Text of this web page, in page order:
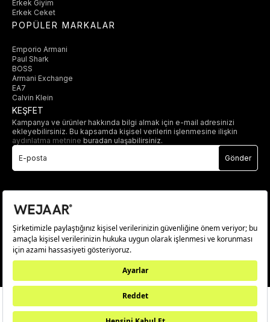
Erkek Giyim
Erkek Ceket
POPÜLER MARKALAR
Emporio Armani
Paul Shark
BOSS
Armani Exchange
EA7
Calvin Klein
KEŞFET
Kampanya ve ürünler hakkında bilgi almak için e-mail adresinizi
ekleyebilirsiniz. Bu kapsamda kişisel verilerin işlenmesine ilişkin
aydınlatma metnine buradan ulaşabilirsiniz.
Gönder
© 2025 wejaar.com.tr. tüm hakları saklıdır.